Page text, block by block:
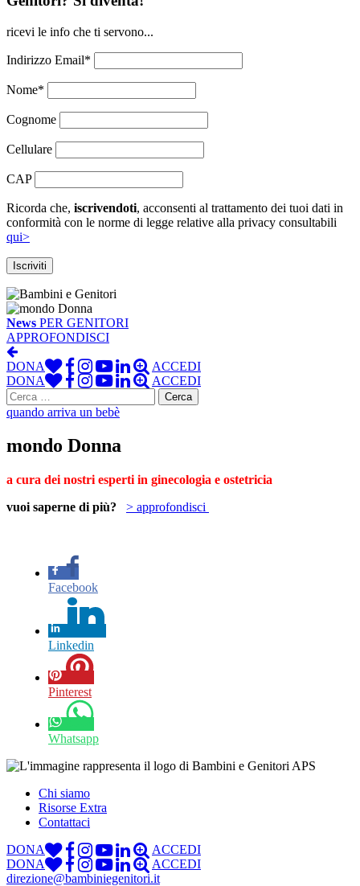
ricevi le info che ti servono...
Indirizzo Email*
Nome*
Cognome
Cellulare
CAP
Ricorda che, iscrivendoti, acconsenti al trattamento dei tuoi dati in
conformità con le norme di legge relative alla privacy consultabili
qui>
News PER GENITORI
APPROFONDISCI
DONA
ACCEDI
DONA
ACCEDI
Ricerca
per:
quando arriva un bebè
mondo Donna
a cura dei nostri esperti in ginecologia e ostetricia
vuoi saperne di più? > approfondisci
Facebook
Linkedin
Pinterest
Whatsapp
Chi siamo
Risorse Extra
Contattaci
DONA
ACCEDI
DONA
ACCEDI
direzione@bambiniegenitori.it